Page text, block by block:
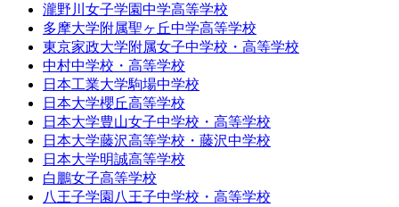
瀧野川女子学園中学高等学校
多摩大学附属聖ヶ丘中学高等学校
東京家政大学附属女子中学校・高等学校
中村中学校・高等学校
日本工業大学駒場中学校
日本大学櫻丘高等学校
日本大学豊山女子中学校・高等学校
日本大学藤沢高等学校・藤沢中学校
日本大学明誠高等学校
白鵬女子高等学校
八王子学園八王子中学校・高等学校